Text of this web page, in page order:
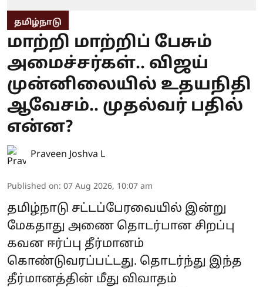
தமிழ்நாடு
மாற்றி மாற்றிப் பேசும்
அமைச்சர்கள்.. விஜய்
முன்னிலையில் உதயநிதி
ஆவேசம்.. முதல்வர் பதில்
என்ன?
Praveen Joshva L
Published on: 07 Aug 2026, 10:07 am
தமிழ்நாடு சட்டப்பேரவையில் இன்று
மேகதாது அணை தொடர்பான சிறப்பு
கவன ஈர்ப்பு தீர்மானம்
கொண்டுவரப்பட்டது. தொடர்ந்து இந்த
தீர்மானத்தின் மீது விவாதம்